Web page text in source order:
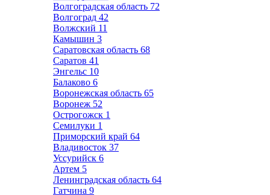
Волгоградская область 72
Волгоград 42
Волжский 11
Камышин 3
Саратовская область 68
Саратов 41
Энгельс 10
Балаково 6
Воронежская область 65
Воронеж 52
Острогожск 1
Семилуки 1
Приморский край 64
Владивосток 37
Уссурийск 6
Артем 5
Ленинградская область 64
Гатчина 9